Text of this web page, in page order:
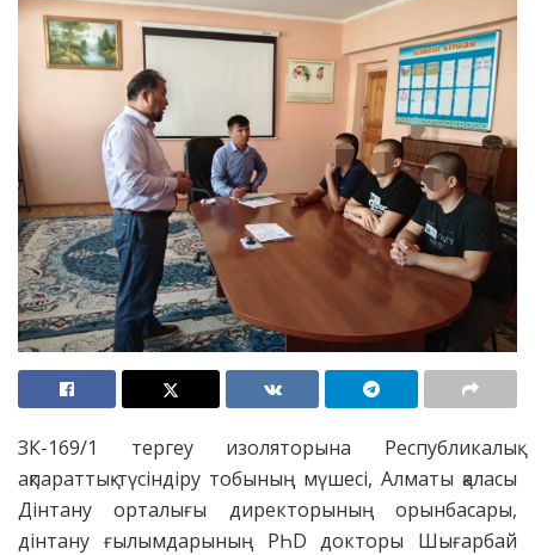
ЗК-169/1 тергеу изоляторына Республикалық
ақпараттық-түсіндіру тобының мүшесі, Алматы қаласы
Дінтану орталығы директорының орынбасары,
дінтану ғылымдарының РҺD докторы Шығарбай